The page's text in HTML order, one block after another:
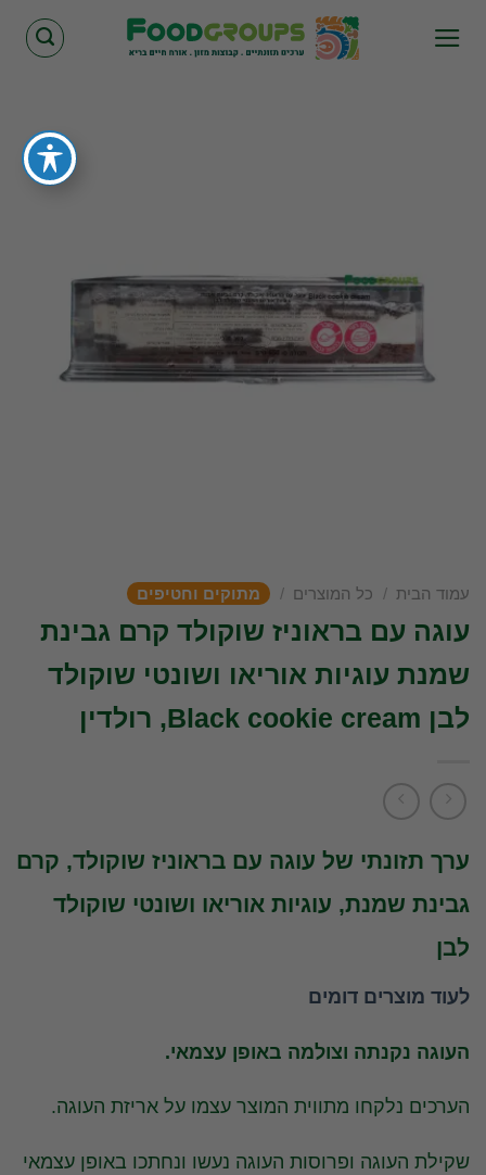
עמוד הבית / כל המוצרים / מתוקים וחטיפים
עוגה עם בראוניז שוקולד קרם גבינת
שמנת עוגיות אוריאו ושונטי שוקולד
לבן Black cookie cream, רולדין
ערך תזונתי של עוגה עם בראוניז שוקולד, קרם
גבינת שמנת, עוגיות אוריאו ושונטי שוקולד
לבן
לעוד מוצרים דומים
העוגה נקנתה וצולמה באופן עצמאי.
הערכים נלקחו מתווית המוצר עצמו על אריזת העוגה.
שקילת העוגה ופרוסות העוגה נעשו ונחתכו באופן עצמאי